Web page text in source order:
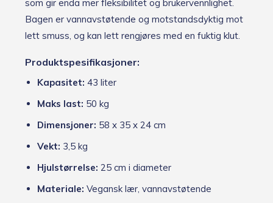
som gir enda mer fleksibilitet og brukervennlighet.
Bagen er vannavstøtende og motstandsdyktig mot
lett smuss, og kan lett rengjøres med en fuktig klut.
Produktspesifikasjoner:
Kapasitet: 43 liter
Maks last: 50 kg
Dimensjoner: 58 x 35 x 24 cm
Vekt: 3,5 kg
Hjulstørrelse: 25 cm i diameter
Materiale: Vegansk lær, vannavstøtende